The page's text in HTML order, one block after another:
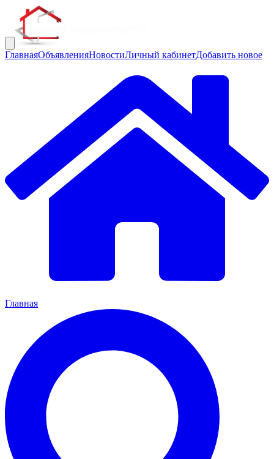
ГлавнаяОбъявленияНовостиЛичный кабинетДобавить новое
Главная